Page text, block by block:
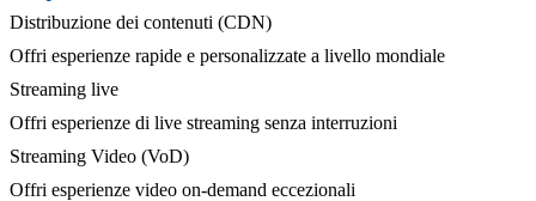
Distribuzione dei contenuti (CDN)
Offri esperienze rapide e personalizzate a livello mondiale
Streaming live
Offri esperienze di live streaming senza interruzioni
Streaming Video (VoD)
Offri esperienze video on-demand eccezionali